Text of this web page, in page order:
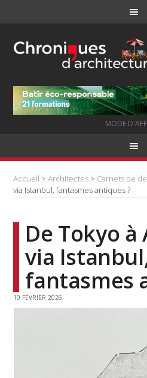
MODE
Accueil >Architectes > Carnets de
via Istanbul, fantasmes antiques ?
De Tokyo
via
fantasmes
10 FÉVRIER 2026